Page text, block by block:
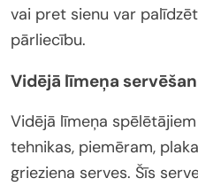
vai pret sienu var
pārliecību.
Vidējā līmeņa
Vidējā līmeņa
tehnikas, piemēram,
grieziena serves. Šīs